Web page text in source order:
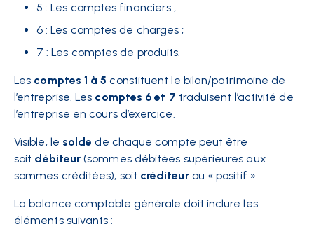
5 : Les comptes financiers ;
6 : Les comptes de charges ;
7 : Les comptes de produits.
Les comptes 1 à 5 constituent le bilan/patrimoine de
l’entreprise. Les comptes 6 et 7 traduisent l’activité de
l’entreprise en cours d’exercice.
Visible, le solde de chaque compte peut être
soit débiteur (sommes débitées supérieures aux
sommes créditées), soit créditeur ou « positif ».
La balance comptable générale doit inclure les
éléments suivants :